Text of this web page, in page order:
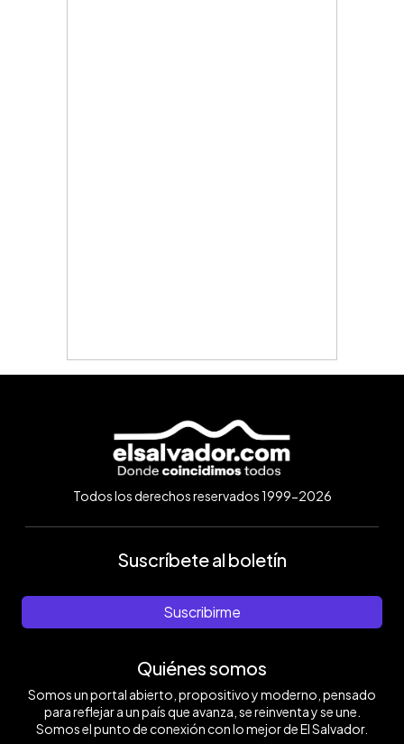
Todos los derechos reservados 1999-2026
Suscríbete al boletín
Suscribirme
Quiénes somos
Somos un portal abierto, propositivo y moderno, pensado
para reflejar a un país que avanza, se reinventa y se une.
Somos el punto de conexión con lo mejor de El Salvador.